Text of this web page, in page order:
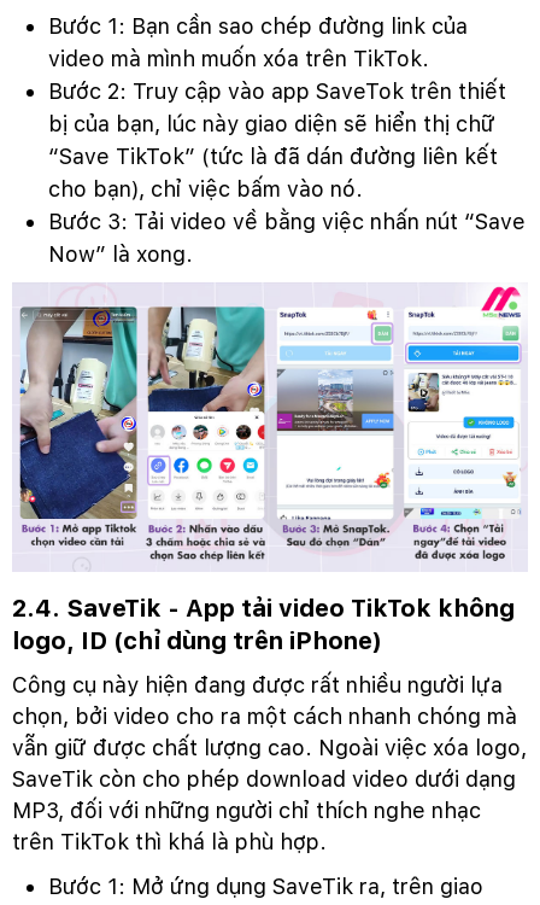
Bước 1: Bạn cần sao chép đường link của
video mà mình muốn xóa trên TikTok.
Bước 2: Truy cập vào app SaveTok trên thiết
bị của bạn, lúc này giao diện sẽ hiển thị chữ
“Save TikTok” (tức là đã dán đường liên kết
cho bạn), chỉ việc bấm vào nó.
Bước 3: Tải video về bằng việc nhấn nút “Save
Now” là xong.
2.4. SaveTik - App tải video TikTok không
logo, ID (chỉ dùng trên iPhone)
Công cụ này hiện đang được rất nhiều người lựa
chọn, bởi video cho ra một cách nhanh chóng mà
vẫn giữ được chất lượng cao. Ngoài việc xóa logo,
SaveTik còn cho phép download video dưới dạng
MP3, đối với những người chỉ thích nghe nhạc
trên TikTok thì khá là phù hợp.
Bước 1: Mở ứng dụng SaveTik ra, trên giao